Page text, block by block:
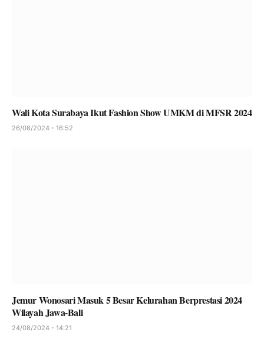
Wali Kota Surabaya Ikut Fashion Show UMKM di MFSR 2024
26/08/2024 - 16:52
Jemur Wonosari Masuk 5 Besar Kelurahan Berprestasi 2024
Wilayah Jawa-Bali
24/08/2024 - 14:21